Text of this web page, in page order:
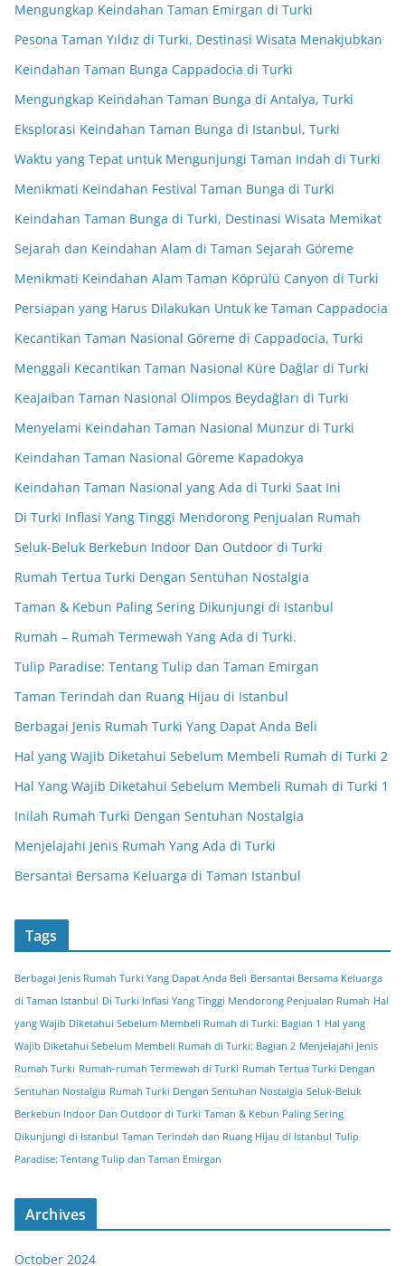
Mengungkap Keindahan Taman Emirgan di Turki
Pesona Taman Yıldız di Turki, Destinasi Wisata Menakjubkan
Keindahan Taman Bunga Cappadocia di Turki
Mengungkap Keindahan Taman Bunga di Antalya, Turki
Eksplorasi Keindahan Taman Bunga di Istanbul, Turki
Waktu yang Tepat untuk Mengunjungi Taman Indah di Turki
Menikmati Keindahan Festival Taman Bunga di Turki
Keindahan Taman Bunga di Turki, Destinasi Wisata Memikat
Sejarah dan Keindahan Alam di Taman Sejarah Göreme
Menikmati Keindahan Alam Taman Köprülü Canyon di Turki
Persiapan yang Harus Dilakukan Untuk ke Taman Cappadocia
Kecantikan Taman Nasional Göreme di Cappadocia, Turki
Menggali Kecantikan Taman Nasional Küre Dağlar di Turki
Keajaiban Taman Nasional Olimpos Beydağları di Turki
Menyelami Keindahan Taman Nasional Munzur di Turki
Keindahan Taman Nasional Göreme Kapadokya
Keindahan Taman Nasional yang Ada di Turki Saat Ini
Di Turki Inflasi Yang Tinggi Mendorong Penjualan Rumah
Seluk-Beluk Berkebun Indoor Dan Outdoor di Turki
Rumah Tertua Turki Dengan Sentuhan Nostalgia
Taman & Kebun Paling Sering Dikunjungi di Istanbul
Rumah – Rumah Termewah Yang Ada di Turki.
Tulip Paradise: Tentang Tulip dan Taman Emirgan
Taman Terindah dan Ruang Hijau di Istanbul
Berbagai Jenis Rumah Turki Yang Dapat Anda Beli
Hal yang Wajib Diketahui Sebelum Membeli Rumah di Turki 2
Hal Yang Wajib Diketahui Sebelum Membeli Rumah di Turki 1
Inilah Rumah Turki Dengan Sentuhan Nostalgia
Menjelajahi Jenis Rumah Yang Ada di Turki
Bersantai Bersama Keluarga di Taman Istanbul
Tags
Berbagai Jenis Rumah Turki Yang Dapat Anda Beli Bersantai Bersama Keluarga
di Taman Istanbul Di Turki Inflasi Yang Tinggi Mendorong Penjualan Rumah Hal
yang Wajib Diketahui Sebelum Membeli Rumah di Turki: Bagian 1 Hal yang
Wajib Diketahui Sebelum Membeli Rumah di Turki: Bagian 2 Menjelajahi Jenis
Rumah Turki Rumah-rumah Termewah di Turki Rumah Tertua Turki Dengan
Sentuhan Nostalgia Rumah Turki Dengan Sentuhan Nostalgia Seluk-Beluk
Berkebun Indoor Dan Outdoor di Turki Taman & Kebun Paling Sering
Dikunjungi di Istanbul Taman Terindah dan Ruang Hijau di Istanbul Tulip
Paradise: Tentang Tulip dan Taman Emirgan
Archives
October 2024